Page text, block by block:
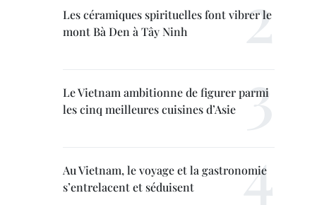
Les céramiques spirituelles font vibrer le
mont Bà Den à Tây Ninh
Le Vietnam ambitionne de figurer parmi
les cinq meilleures cuisines d’Asie
Au Vietnam, le voyage et la gastronomie
s’entrelacent et séduisent